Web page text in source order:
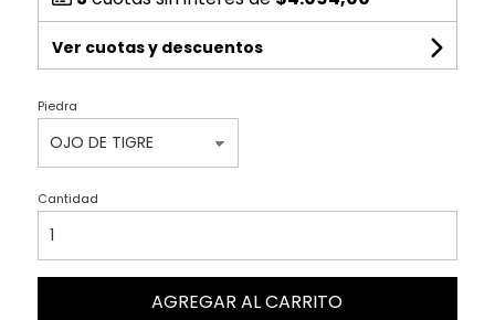
Ver cuotas y descuentos
Piedra
Cantidad
AGREGAR AL CARRITO